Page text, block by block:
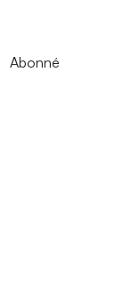
Abonné